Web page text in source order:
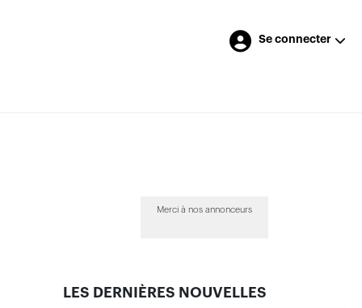
Se connecter
Merci à nos annonceurs
LES DERNIÈRES NOUVELLES